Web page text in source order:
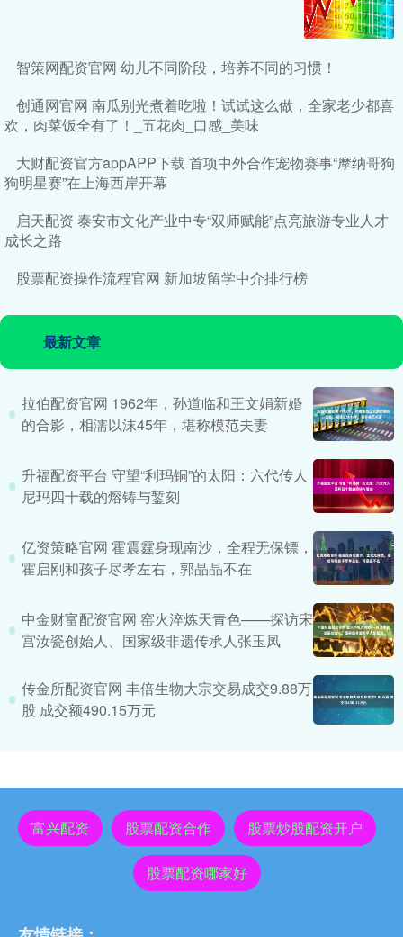
智策网配资官网 幼儿不同阶段，培养不同的习惯！
创通网官网 南瓜别光煮着吃啦！试试这么做，全家老少都喜
欢，肉菜饭全有了！_五花肉_口感_美味
大财配资官方appAPP下载 首项中外合作宠物赛事“摩纳哥狗
狗明星赛”在上海西岸开幕
启天配资 泰安市文化产业中专“双师赋能”点亮旅游专业人才
成长之路
股票配资操作流程官网 新加坡留学中介排行榜
最新文章
拉伯配资官网 1962年，孙道临和王文娟新婚
的合影，相濡以沫45年，堪称模范夫妻
升福配资平台 守望“利玛铜”的太阳：六代传人
尼玛四十载的熔铸与錾刻
亿资策略官网 霍震霆身现南沙，全程无保镖，
霍启刚和孩子尽孝左右，郭晶晶不在
中金财富配资官网 窑火淬炼天青色——探访宋
宫汝瓷创始人、国家级非遗传承人张玉凤
传金所配资官网 丰倍生物大宗交易成交9.88万
股 成交额490.15万元
富兴配资 股票配资合作 股票炒股配资开户
股票配资哪家好